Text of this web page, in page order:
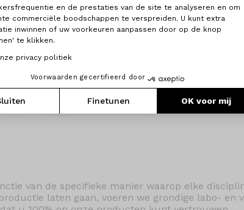
en de prestaties van de site te analyseren en om
commerciële boodschappen te verspreiden. U kunt extra
inwinnen of uw voorkeuren aanpassen door op de knop
te klikken.
privacy politiek
Voorwaarden gecertifieerd door
Finetunen OK voor mij
Axeptio consent
technologieën zoals de Unique
de Continuous Carbon Tubing technologie
op vlak van efficiëntie en
de beschrijving van de framesets.
is vaak niet zichtbaar omdat hij aan de
van de specifieke manier waarop elke
laten gaan, voeren we grondige labo- en